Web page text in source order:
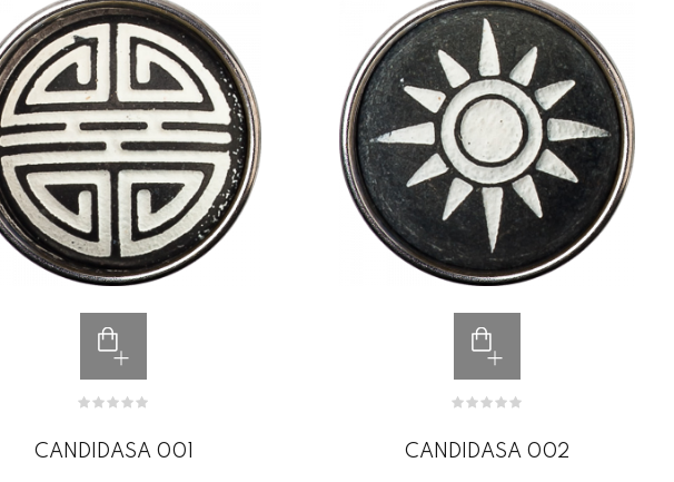
CANDIDASA 001 CANDIDASA 002